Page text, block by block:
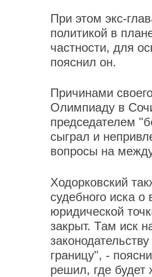
При этом экс-
политикой в
частности, для
пояснил он.
Причинами
Олимпиаду в
председателем
сыграл и
вопросы на
Ходорковский
судебного иска
юридической
закрыт. Там иск
границу", -
решил, где